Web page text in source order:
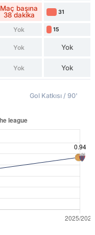
Maç başına
38 dakika
31
Yok 15
Yok Yok
Yok Yok
Gol Katkısı / 90'